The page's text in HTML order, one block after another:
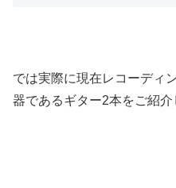
では実際に現在レコーディ
器であるギター2本をご紹介